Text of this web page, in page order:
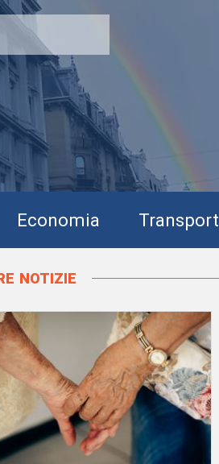
Economia Transport
notizie